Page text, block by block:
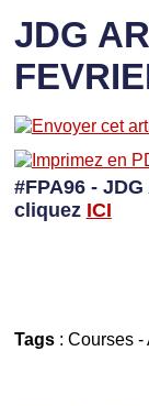
JDG
#FPA96 -
cliquez ICI
Tags: Courses-